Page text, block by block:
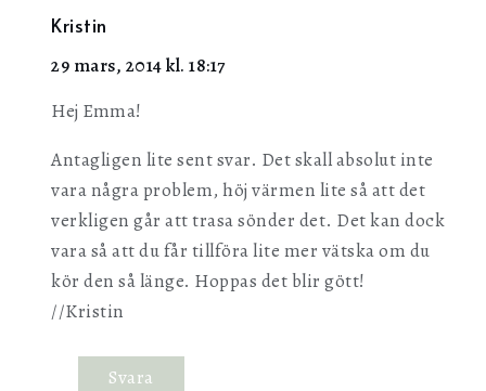
Kristin
29 mars, 2014 kl. 18:17
Hej Emma!
Antagligen lite sent svar. Det skall absolut inte
vara några problem, höj värmen lite så att det
verkligen går att trasa sönder det. Det kan dock
vara så att du får tillföra lite mer vätska om du
kör den så länge. Hoppas det blir gött!
//Kristin
Svara